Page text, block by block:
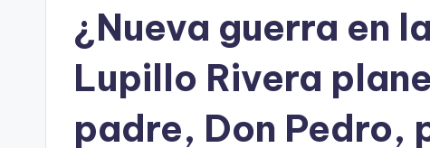
¿Nueva guerra en
Lupillo Rivera
padre, Don Pedro,